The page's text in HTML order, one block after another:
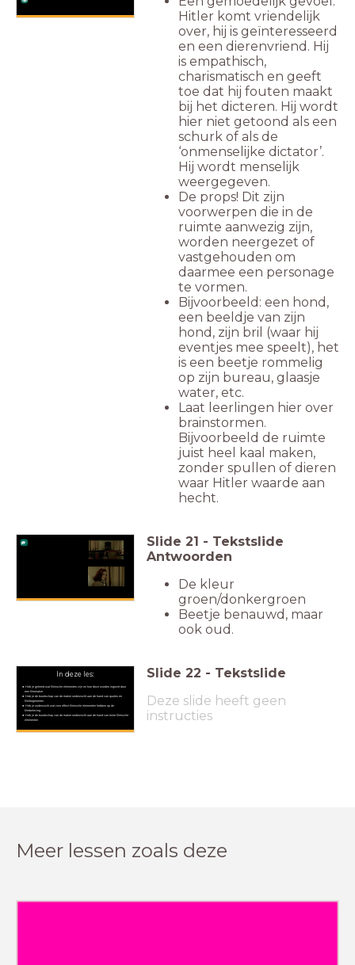
Hitler komt vriendelijk
over, hij is geïnteresseerd
en een dierenvriend. Hij
is empathisch,
charismatisch en geeft
toe dat hij fouten maakt
bij het dicteren. Hij wordt
hier niet getoond als een
schurk of als de
‘onmenselijke dictator’.
Hij wordt menselijk
weergegeven.
De props! Dit zijn
voorwerpen die in de
ruimte aanwezig zijn,
worden neergezet of
vastgehouden om
daarmee een personage
te vormen.
Bijvoorbeeld: een hond,
een beeldje van zijn
hond, zijn bril (waar hij
eventjes mee speelt), het
is een beetje rommelig
op zijn bureau, glaasje
water, etc.
Laat leerlingen hier over
brainstormen.
Bijvoorbeeld de ruimte
juist heel kaal maken,
zonder spullen of dieren
waar Hitler waarde aan
hecht.
Slide 21 - Tekstslide
Antwoorden
De kleur
groen/donkergroen
Beetje benauwd, maar
ook oud.
In deze les:
Heb je geleerd wat filmische elementen zijn en hoe deze worden ingezet door
een filmmaker
Heb je de boodschap van de maker onderzocht aan de hand van quotes en
filmfragmenten
Heb je onderzocht wat voor effect filmische elementen hebben op de
filmbeleving
Heb je de boodschap van de maker onderzocht aan de hand van twee filmische
elementen
Slide 22 - Tekstslide
Deze slide heeft geen
instructies
Meer lessen zoals deze